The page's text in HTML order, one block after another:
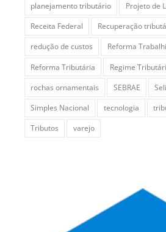
planejamento tributário
Projeto de
Receita Federal
Recuperação
redução de custos
Reforma
Reforma Tributária
Regime
rochas ornamentais
SEBRAE
Simples Nacional
tecnologia
Tributos
varejo